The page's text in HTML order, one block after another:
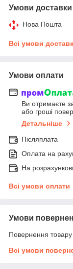
Умови доставки
Нова Пошта
Всі умови
Умови оплати
Ви отримаєте
або гроші
Детальніше
Післяплата
Оплата на
На
Всі умови оплати
Умови
Повернення
Всі умови